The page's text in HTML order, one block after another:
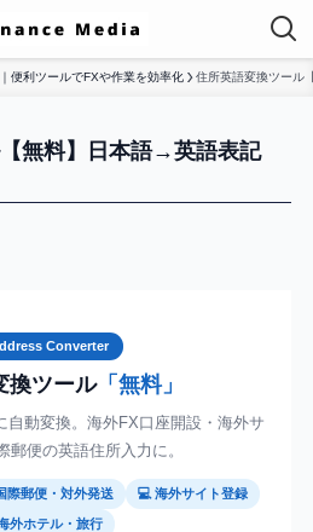
便利ツールでFXや作業を効率化 住所英語変換ツール
無料】日本語→英語表記
Converter
換ツール「無料」
自動変換。海外FX口座開設・海外サ
郵便の英語住所入力に。
際郵便・対外発送 💻 海外サイト登録
外ホテル・旅行